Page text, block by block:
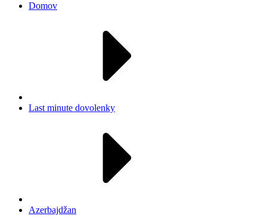
Domov
Last minute dovolenky
Azerbajdžan